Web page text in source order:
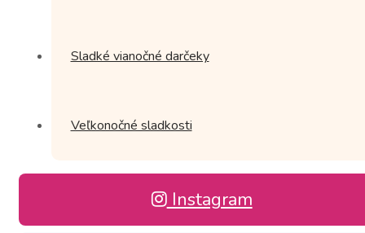
Sladké vianočné darčeky
Veľkonočné sladkosti
Instagram